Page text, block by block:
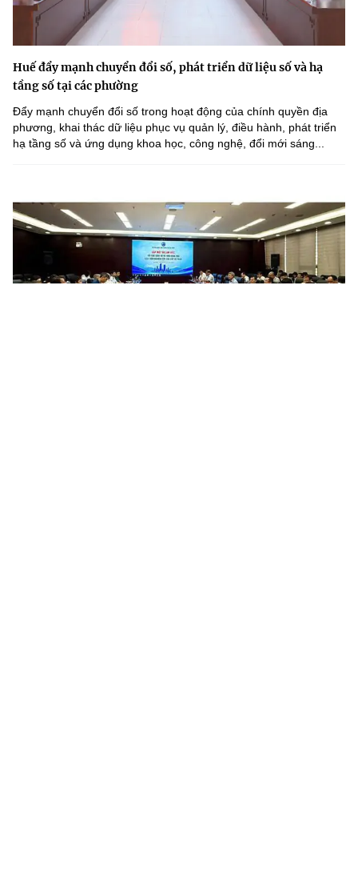
Huế đẩy mạnh chuyển đổi số, phát triển dữ liệu số và hạ
tầng số tại các phường
Đẩy mạnh chuyển đổi số trong hoạt động của chính quyền địa
phương, khai thác dữ liệu phục vụ quản lý, điều hành, phát triển
hạ tầng số và ứng dụng khoa học, công nghệ, đổi mới sáng...